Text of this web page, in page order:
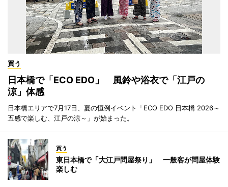
買う
日本橋で「ECO EDO」 風鈴や浴衣で「江戸の
涼」体感
日本橋エリアで7月17日、夏の恒例イベント「ECO EDO 日本橋 2026～
五感で楽しむ、江戸の涼～」が始まった。
買う
東日本橋で「大江戸問屋祭り」 一般客が問屋体験
楽しむ